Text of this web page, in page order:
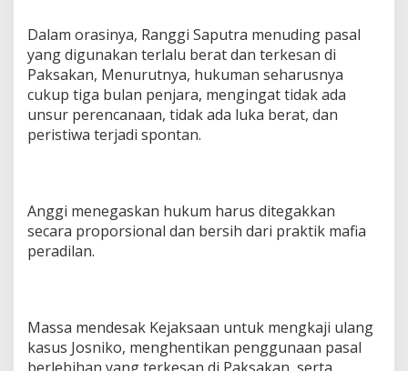
Dalam orasinya, Ranggi Saputra menuding pasal
yang digunakan terlalu berat dan terkesan di
Paksakan, Menurutnya, hukuman seharusnya
cukup tiga bulan penjara, mengingat tidak ada
unsur perencanaan, tidak ada luka berat, dan
peristiwa terjadi spontan.
Anggi menegaskan hukum harus ditegakkan
secara proporsional dan bersih dari praktik mafia
peradilan.
Massa mendesak Kejaksaan untuk mengkaji ulang
kasus Josniko, menghentikan penggunaan pasal